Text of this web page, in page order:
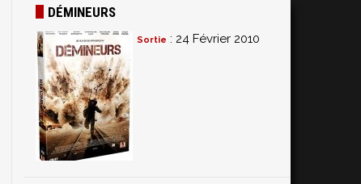
DÉMINEURS
Sortie : 24 Février 2010